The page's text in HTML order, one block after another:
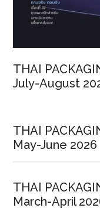
THAI
July-August
THAI
May-June 2026
THAI
March-April